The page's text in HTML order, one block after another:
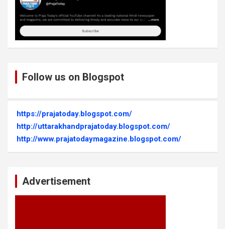
Follow us on Blogspot
https://prajatoday.blogspot.com/
http://uttarakhandprajatoday.blogspot.com/
http://www.prajatodaymagazine.blogspot.com/
Advertisement